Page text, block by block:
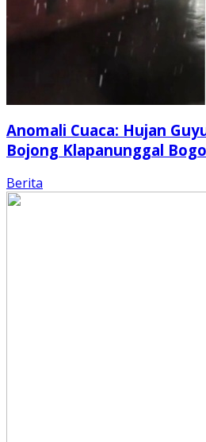
Anomali Cuaca: Hujan
Bojong Klapanunggal
Berita